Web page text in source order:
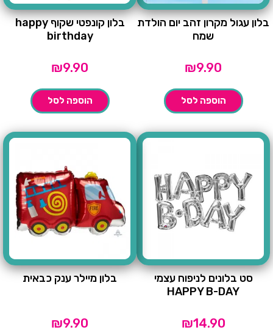
בלון עגול מקרון זהב יום הולדת
שמח
₪9.90
הוספה לסל
בלון קונפטי שקוף happy
birthday
₪9.90
הוספה לסל
סט בלונים לניפוח עצמי
HAPPY B-DAY
₪14.90
בלון מיילר ענק כבאית
₪9.90